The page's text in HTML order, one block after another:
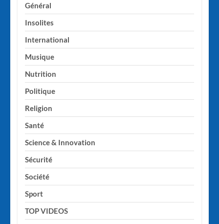
Général
Insolites
International
Musique
Nutrition
Politique
Religion
Santé
Science & Innovation
Sécurité
Société
Sport
TOP VIDEOS